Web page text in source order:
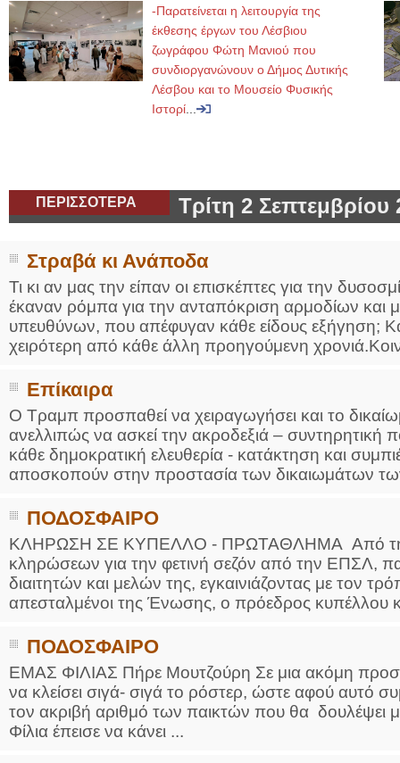
-Παρατείνεται η λειτουργία της
έκθεσης έργων του Λέσβιου
ζωγράφου Φώτη Μανιού που
συνδιοργανώνουν ο Δήμος Δυτικής
Λέσβου και το Μουσείο Φυσικής
Ιστορί
ΠΕΡΙΣΣΟΤΕΡΑ Τρίτη 2 Σεπτεμβρίου
Στραβά κι Ανάποδα
Τι κι αν μας την είπαν οι επισκέπτες για την
έκαναν ρόμπα για την ανταπόκριση αρμοδίων και
υπευθύνων, που απέφυγαν κάθε είδους εξήγηση;
χειρότερη από κάθε άλλη προηγούμενη
Επίκαιρα
Ο Τραμπ προσπαθεί να χειραγωγήσει και το
ανελλιπώς να ασκεί την ακροδεξιά – συντηρητική
κάθε δημοκρατική ελευθερία - κατάκτηση και
αποσκοπούν στην προστασία των δικαιωμάτων
ΠΟΔΟΣΦΑΙΡΟ
ΚΛΗΡΩΣΗ ΣΕ ΚΥΠΕΛΛΟ - ΠΡΩΤΑΘΛΗΜΑ Από την
κληρώσεων για την φετινή σεζόν από την ΕΠΣΛ,
διαιτητών και μελών της, εγκαινιάζοντας με τον
απεσταλμένοι της Ένωσης, ο πρόεδρος κυπέλλου
ΠΟΔΟΣΦΑΙΡΟ
ΕΜΑΣ ΦΙΛΙΑΣ Πήρε Μουτζούρη Σε μια ακόμη
να κλείσει σιγά- σιγά το ρόστερ, ώστε αφού αυτό
τον ακριβή αριθμό των παικτών που θα δουλέψει
Φίλια έπεισε να κάνει ...